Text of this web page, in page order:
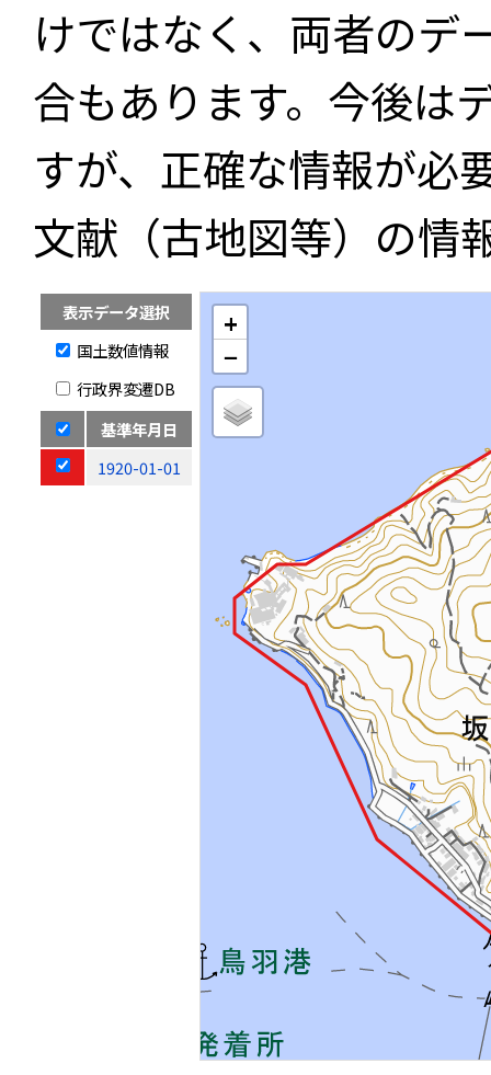
けではなく、両者のデ
合もあります。今後は
すが、正確な情報が必
文献（古地図等）の情
表示データ選択
国土数値情報
行政界変遷DB
基準年月日
1920-01-01
+
−